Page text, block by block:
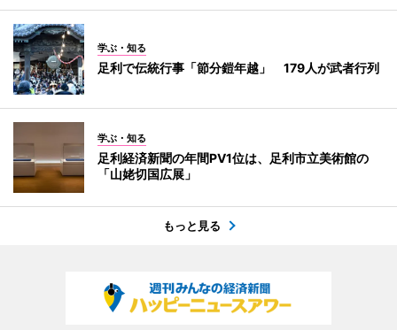
学ぶ・知る
足利で伝統行事「節分鎧年越」 179人が武者行列
学ぶ・知る
足利経済新聞の年間PV1位は、足利市立美術館の
「山姥切国広展」
もっと見る